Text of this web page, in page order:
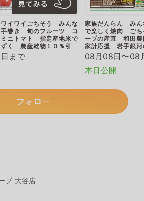
イワイごちそう みんな
巻き 旬のフルーツ コ
ニトマト 指定産地米で
く 農産乾物１０％引
まで
家族だんらん みん
で楽しく焼肉 ご
ープの産直 和田
家計応援 岩手銀
08月08日〜08
本日公開
フォロー
プ 大谷店